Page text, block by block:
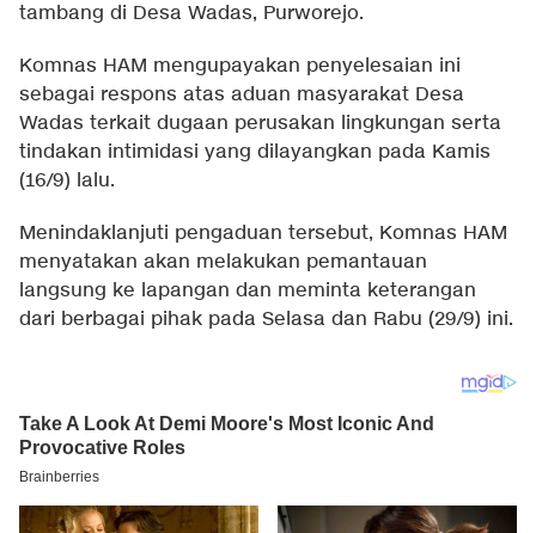
tambang di Desa Wadas, Purworejo.
Komnas HAM mengupayakan penyelesaian ini
sebagai respons atas aduan masyarakat Desa
Wadas terkait dugaan perusakan lingkungan serta
tindakan intimidasi yang dilayangkan pada Kamis
(16/9) lalu.
Menindaklanjuti pengaduan tersebut, Komnas HAM
menyatakan akan melakukan pemantauan
langsung ke lapangan dan meminta keterangan
dari berbagai pihak pada Selasa dan Rabu (29/9) ini.